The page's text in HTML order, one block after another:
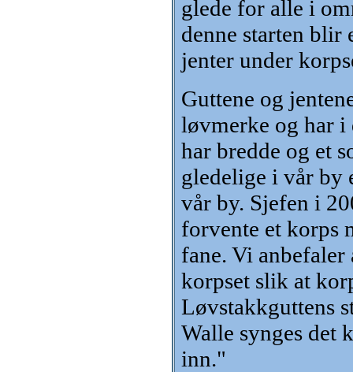
glede for alle i
denne starten blir
jenter under
Guttene og
løvmerke og har i
har bredde og et
gledelige i vår by
vår by. Sjefen i
forvente et korps
fane. Vi
korpset slik at
Løvstakkguttens
Walle synges det
inn."